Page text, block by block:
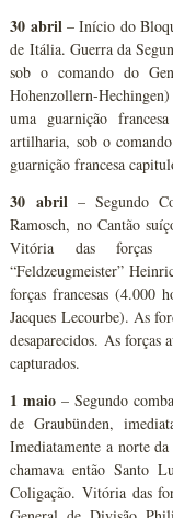
30 abril– Início do
de Itália. Guerra da
sob o comando do
Hohenzollern-
uma guarnição
artilharia, sob o
guarnição francesa
30 abril– Segundo
Ramosch, no Cantão
Vitória das forças
“Feldzeugmeister”
forças francesas (4.000
Jacques Lecourbe). As
desaparecidos. As forças
capturados.
1 maio – Segundo
de Graubünden,
Imediatamente a norte
chamava então Santo
Coligação. Vitória das